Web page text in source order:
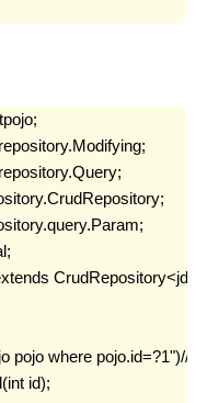
pojo where pojo.id=?1")//
id);